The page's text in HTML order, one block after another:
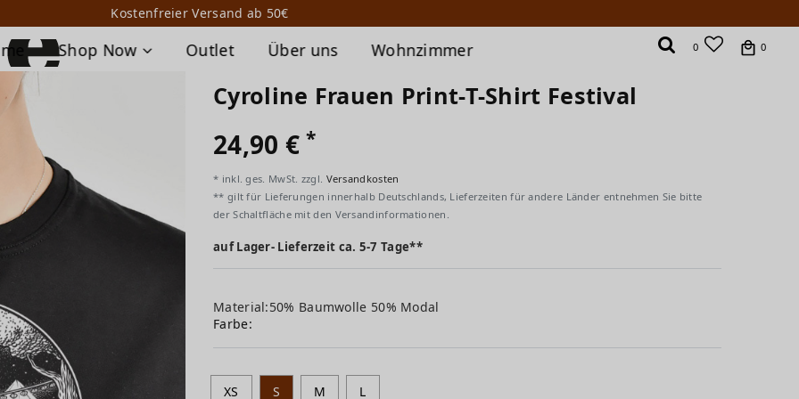
Kostenfreier Versand ab 50€
Shop Now Outlet Über uns Wohnzimmer 0 0
Cyroline Frauen Print-T-Shirt Festival
24,90 €*
* inkl. ges. MwSt. zzgl. Versandkosten
** gilt für Lieferungen innerhalb Deutschlands, Lieferzeiten für andere Länder entnehmen Sie bitte
der Schaltfläche mit den Versandinformationen.
auf Lager- Lieferzeit ca. 5-7 Tage**
Material:50% Baumwolle 50% Modal
Farbe:
XS S M L